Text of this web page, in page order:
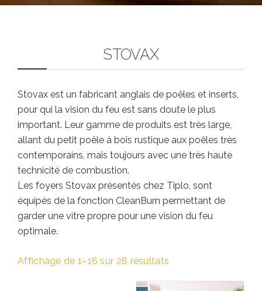
STOVAX
Stovax est un fabricant anglais de poêles et inserts,
pour qui la vision du feu est sans doute le plus
important. Leur gamme de produits est très large,
allant du petit poêle à bois rustique aux poêles très
contemporains, mais toujours avec une très haute
technicité de combustion.
Les foyers Stovax présentés chez Tiplo, sont
équipés de la fonction CleanBurn permettant de
garder une vitre propre pour une vision du feu
optimale.
Affichage de 1–16 sur 28 résultats